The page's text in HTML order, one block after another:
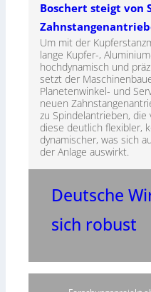
Boschert steigt von
Um mit der
lange Kupfer-,
hochdynamisch und
setzt der
Planetenwinkel- und
neuen
zu Spindelantrieben,
diese deutlich flexibler,
dynamischer, was sich
der Anlage auswirkt.
Deutsche
sich robust